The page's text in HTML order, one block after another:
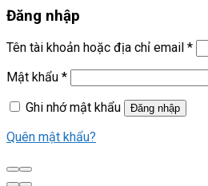
Đăng nhập
Tên tài khoản hoặc địa chỉ email *
Mật khẩu *
Ghi nhớ mật khẩu
Đăng nhập
Quên mật khẩu?